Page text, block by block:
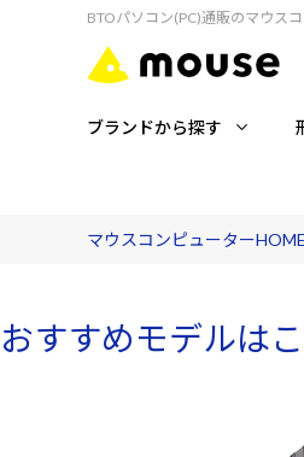
BTOパソコン(PC)通販のマウス
ブランドから探す
マウスコンピューターHOME
おすすめモデルは